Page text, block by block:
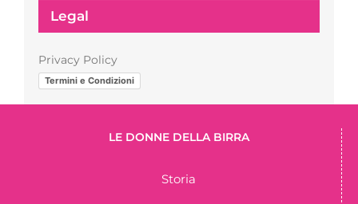
Legal
Privacy Policy
Termini e Condizioni
LE DONNE DELLA BIRRA
Storia